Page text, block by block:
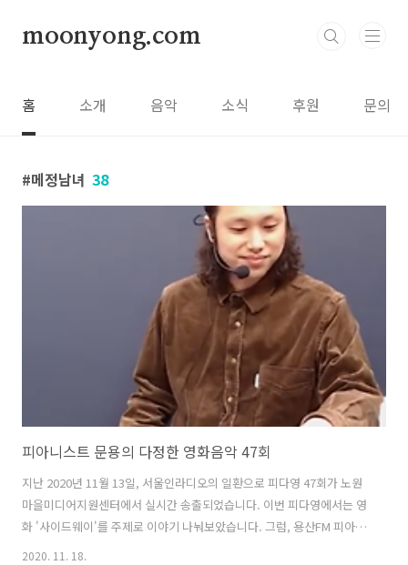
moonyong.com
홈 소개 음악 소식 후원 문의
메정남녀 38
피아니스트 문용의 다정한 영화음악 47회
지난 2020년 11월 13일, 서울인라디오의 일환으로 피다영 47회가 노원
마을미디어지원센터에서 실시간 송출되었습니다. 이번 피다영에서는 영
화 '사이드웨이'를 주제로 이야기 나눠보았습니다. 그럼, 용산FM 피아니
스트 문용의 다정한 영화음악 47회를 들어보시기 바랍니다. 댓글과 좋아
2020. 11. 18.